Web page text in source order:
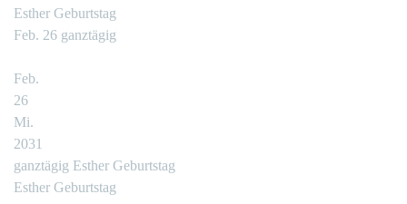
Esther Geburtstag
Feb. 26 ganztägig
Feb.
26
Mi.
2031
ganztägig Esther Geburtstag
Esther Geburtstag